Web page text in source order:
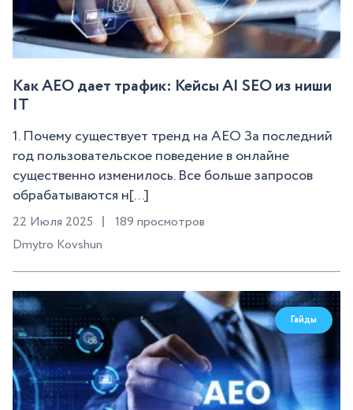
Как AEO дает трафик: Кейсы AI SEO из ниши
IT
1. Почему существует тренд на AEO За последний
год пользовательское поведение в онлайне
существенно изменилось. Все больше запросов
обрабатываются н[...]
22 Июля 2025
189 просмотров
Dmytro Kovshun
Гайды